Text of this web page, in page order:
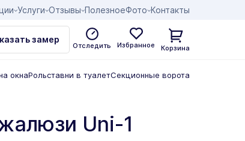
Услуги Отзывы ПолезноеФото Контакты
замер
Отследить Избранное Корзина
окнаРольставни в туалетСекционные ворота
Uni-1